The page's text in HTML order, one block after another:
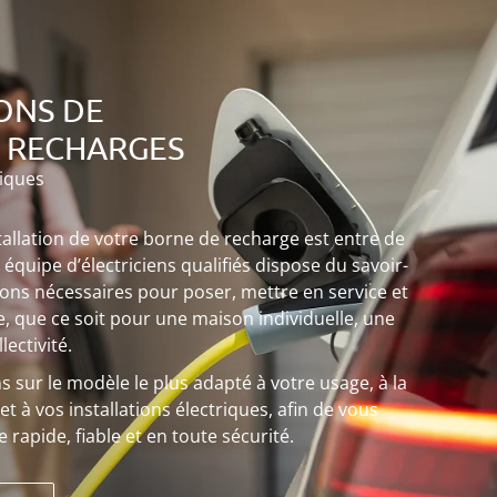
DE
de votre borne de recharge est entre de
d’électriciens qualifiés dispose du savoir-
nécessaires pour poser, mettre en service et
que ce soit pour une maison individuelle, une
sur le modèle le plus adapté à votre usage, à la
à vos installations électriques, afin de vous
rapide, fiable et en toute sécurité.